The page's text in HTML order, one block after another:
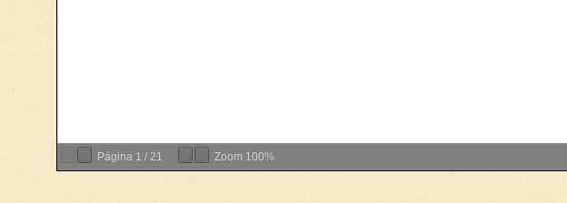
Página 1 / 21 Zoom 100%